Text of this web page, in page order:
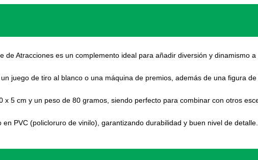
de Atracciones es un complemento ideal para añadir diversión y dinamismo
juego de tiro al blanco o una máquina de premios, además de una figura
x 5 cm y un peso de 80 gramos, siendo perfecto para combinar con otros
PVC (policloruro de vinilo), garantizando durabilidad y buen nivel de